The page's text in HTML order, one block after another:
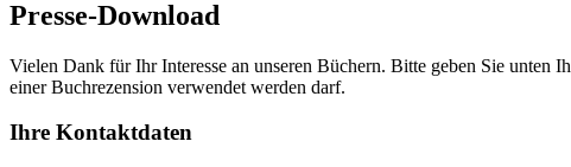
Presse-Download
Vielen Dank für Ihr Interesse an unseren Büchern. Bitte geben Sie unten
einer Buchrezension verwendet werden darf.
Ihre Kontaktdaten